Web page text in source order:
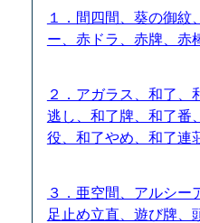
１．間四間、葵の御紋
ー、赤ドラ、赤牌、
２．アガラス、和了、
逃し、和了牌、和了番
役、和了やめ、和了
３．亜空間、アルシー
足止め立直、遊び牌